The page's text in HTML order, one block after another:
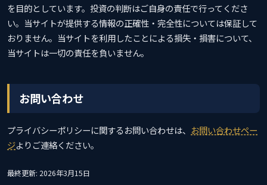
を目的としています。投資の判断はご自身の責任で行ってくださ
い。当サイトが提供する情報の正確性・完全性については保証して
おりません。当サイトを利用したことによる損失・損害について、
当サイトは一切の責任を負いません。
お問い合わせ
プライバシーポリシーに関するお問い合わせは、 お問い合わせペー
ジよりご連絡ください。
最終更新: 2026年3月15日